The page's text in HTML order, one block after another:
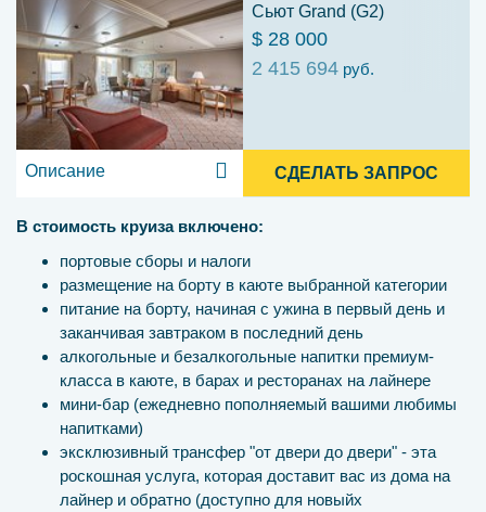
Сьют Grand (G2)
$ 28 000
2 415 694 руб.
Описание СДЕЛАТЬ ЗАПРОС
В стоимость круиза включено:
портовые сборы и налоги
размещение на борту в каюте выбранной категории
питание на борту, начиная с ужина в первый день и
заканчивая завтраком в последний день
алкогольные и безалкогольные напитки премиум-
класса в каюте, в барах и ресторанах на лайнере
мини-бар (ежедневно пополняемый вашими любимы
напитками)
эксклюзивный трансфер "от двери до двери" - эта
роскошная услуга, которая доставит вас из дома на
лайнер и обратно (доступно для новыйх